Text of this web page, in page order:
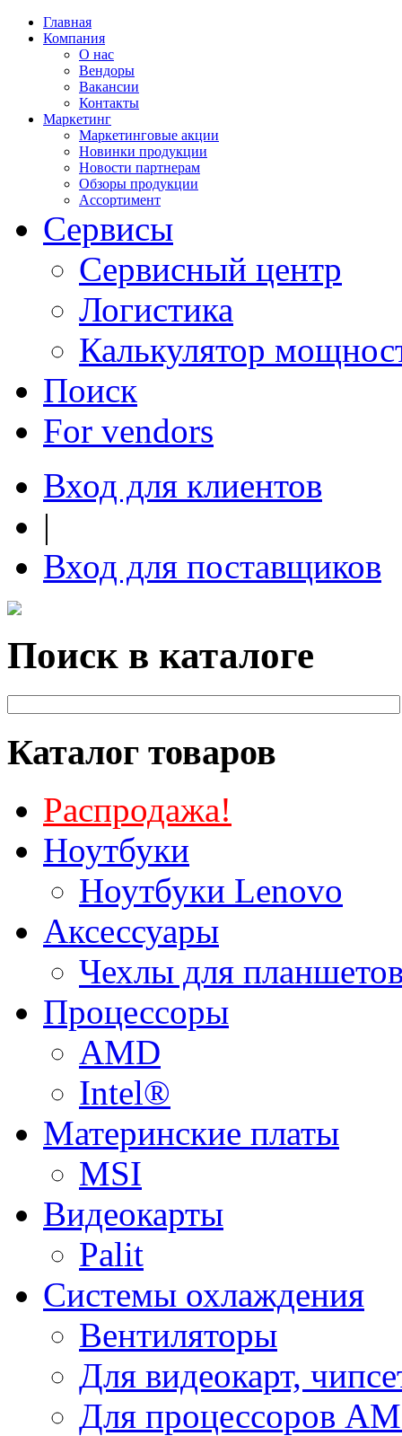
Главная
Компания
О нас
Вендоры
Вакансии
Контакты
Маркетинг
Маркетинговые акции
Новинки продукции
Новости партнерам
Обзоры продукции
Ассортимент
Сервисы
Сервисный центр
Логистика
Калькулятор
Поиск
For vendors
Вход для клиентов
|
Вход для поставщиков
Поиск в каталоге
Каталог товаров
Распродажа!
Ноутбуки
Ноутбуки Lenovo
Аксессуары
Чехлы для
Процессоры
AMD
Intel®
Материнские платы
MSI
Видеокарты
Palit
Системы охлаждения
Вентиляторы
Для видеокарт,
Для процессоров